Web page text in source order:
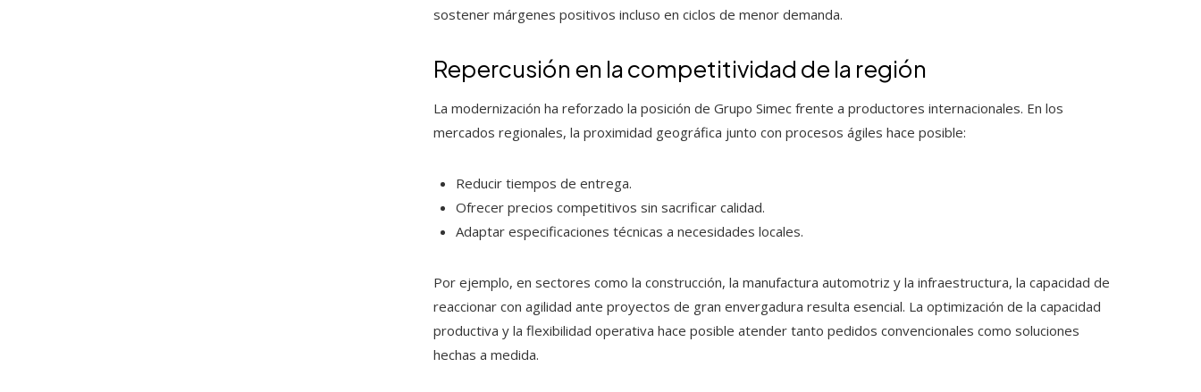
sostener márgenes positivos incluso en ciclos de menor demanda.
Repercusión en la competitividad de la región
La modernización ha reforzado la posición de Grupo Simec frente a productores internacionales. En los
mercados regionales, la proximidad geográfica junto con procesos ágiles hace posible:
Reducir tiempos de entrega.
Ofrecer precios competitivos sin sacrificar calidad.
Adaptar especificaciones técnicas a necesidades locales.
Por ejemplo, en sectores como la construcción, la manufactura automotriz y la infraestructura, la capacidad de
reaccionar con agilidad ante proyectos de gran envergadura resulta esencial. La optimización de la capacidad
productiva y la flexibilidad operativa hace posible atender tanto pedidos convencionales como soluciones
hechas a medida.